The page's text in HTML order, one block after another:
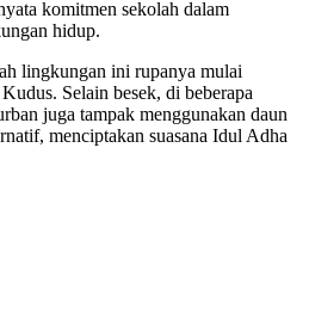
komitmen sekolah dalam
hidup.
lingkungan ini rupanya mulai
Selain besek, di beberapa
juga tampak menggunakan daun
menciptakan suasana Idul Adha